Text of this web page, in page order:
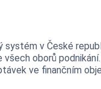
v České
oborů podnikání.
ve finančním